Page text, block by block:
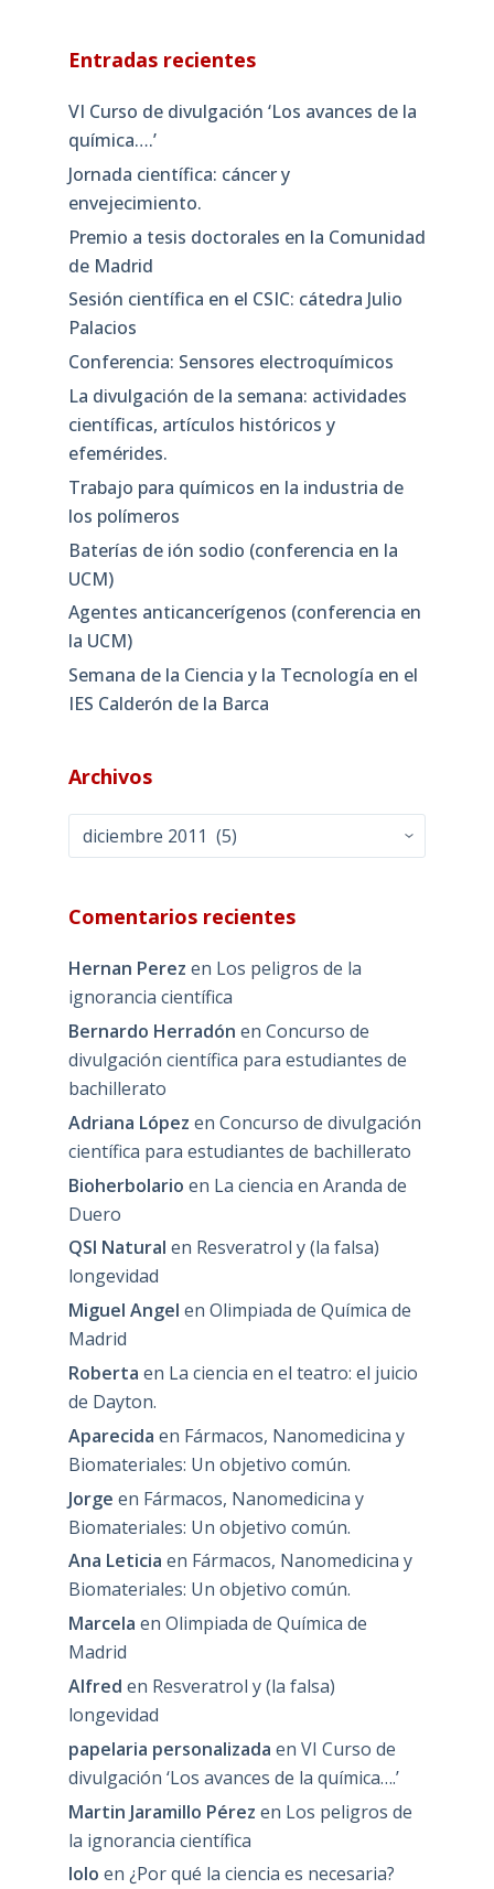
Entradas recientes
VI Curso de divulgación ‘Los avances de la
química….’
Jornada científica: cáncer y
envejecimiento.
Premio a tesis doctorales en la Comunidad
de Madrid
Sesión científica en el CSIC: cátedra Julio
Palacios
Conferencia: Sensores electroquímicos
La divulgación de la semana: actividades
científicas, artículos históricos y
efemérides.
Trabajo para químicos en la industria de
los polímeros
Baterías de ión sodio (conferencia en la
UCM)
Agentes anticancerígenos (conferencia en
la UCM)
Semana de la Ciencia y la Tecnología en el
IES Calderón de la Barca
Archivos
Archivos
Comentarios recientes
Hernan Perez en Los peligros de la
ignorancia científica
Bernardo Herradón en Concurso de
divulgación científica para estudiantes de
bachillerato
Adriana López en Concurso de divulgación
científica para estudiantes de bachillerato
Bioherbolario en La ciencia en Aranda de
Duero
QSI Natural en Resveratrol y (la falsa)
longevidad
Miguel Angel en Olimpiada de Química de
Madrid
Roberta en La ciencia en el teatro: el juicio
de Dayton.
Aparecida en Fármacos, Nanomedicina y
Biomateriales: Un objetivo común.
Jorge en Fármacos, Nanomedicina y
Biomateriales: Un objetivo común.
Ana Leticia en Fármacos, Nanomedicina y
Biomateriales: Un objetivo común.
Marcela en Olimpiada de Química de
Madrid
Alfred en Resveratrol y (la falsa)
longevidad
papelaria personalizada en VI Curso de
divulgación ‘Los avances de la química….’
Martin Jaramillo Pérez en Los peligros de
la ignorancia científica
lolo en ¿Por qué la ciencia es necesaria?